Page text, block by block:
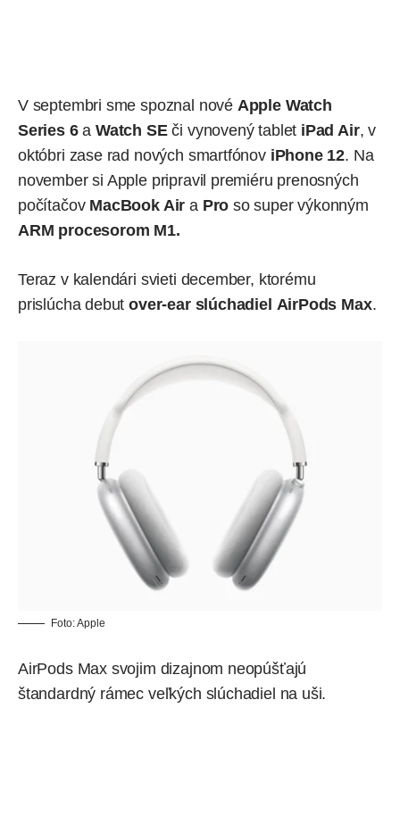
V septembri sme spoznal nové Apple Watch
Series 6aWatch SEči vynovený tablet iPad Air, v
októbri zase rad nových smartfónov iPhone 12. Na
november si Apple pripravil premiéru prenosných
počítačov MacBook Air a Pro so super výkonným
ARM procesorom M1.
Teraz v kalendári svieti december, ktorému
prislúchadebut over-ear slúchadiel AirPods Max.
Foto:Apple
AirPods Max svojim dizajnom neopúšťajú
štandardný rámec veľkých slúchadiel na uši.